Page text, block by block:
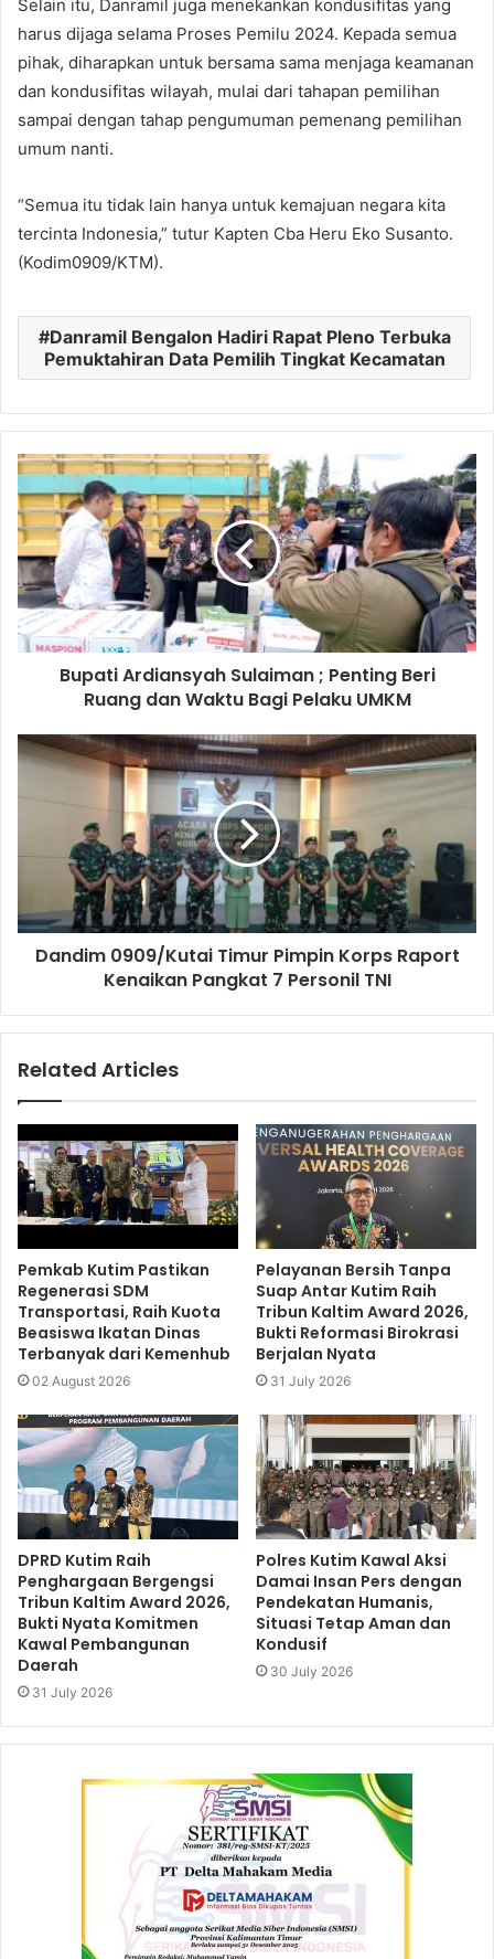
Selain itu, Danramil juga menekankan kondusifitas yang
harus dijaga selama Proses Pemilu 2024. Kepada semua
pihak, diharapkan untuk bersama sama menjaga keamanan
dan kondusifitas wilayah, mulai dari tahapan pemilihan
sampai dengan tahap pengumuman pemenang pemilihan
umum nanti.
“Semua itu tidak lain hanya untuk kemajuan negara kita
tercinta Indonesia,” tutur Kapten Cba Heru Eko Susanto.
(Kodim0909/KTM).
Danramil Bengalon Hadiri Rapat Pleno Terbuka
Pemuktahiran Data Pemilih Tingkat Kecamatan
Bupati Ardiansyah Sulaiman ; Penting Beri
Ruang dan Waktu Bagi Pelaku UMKM
Dandim 0909/Kutai Timur Pimpin Korps Raport
Kenaikan Pangkat 7 Personil TNI
Related Articles
Pemkab Kutim Pastikan
Regenerasi SDM
Transportasi, Raih Kuota
Beasiswa Ikatan Dinas
Terbanyak dari Kemenhub
02 August 2026
Pelayanan Bersih Tanpa
Suap Antar Kutim Raih
Tribun Kaltim Award 2026,
Bukti Reformasi Birokrasi
Berjalan Nyata
31 July 2026
DPRD Kutim Raih
Penghargaan Bergengsi
Tribun Kaltim Award 2026,
Bukti Nyata Komitmen
Kawal Pembangunan
Daerah
31 July 2026
Polres Kutim Kawal Aksi
Damai Insan Pers dengan
Pendekatan Humanis,
Situasi Tetap Aman dan
Kondusif
30 July 2026